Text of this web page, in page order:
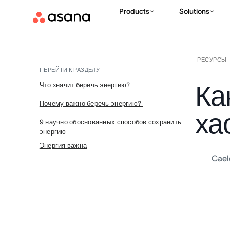
Products Solutions
РЕСУРСЫ
ПЕРЕЙТИ К РАЗДЕЛУ
Что значит беречь энергию?
Почему важно беречь энергию?
9 научно обоснованных способов сохранить
энергию
Энергия важна